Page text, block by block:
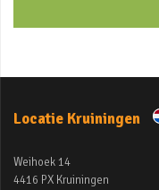
Locatie Kruiningen
Weihoek 14
4416 PX Kruiningen